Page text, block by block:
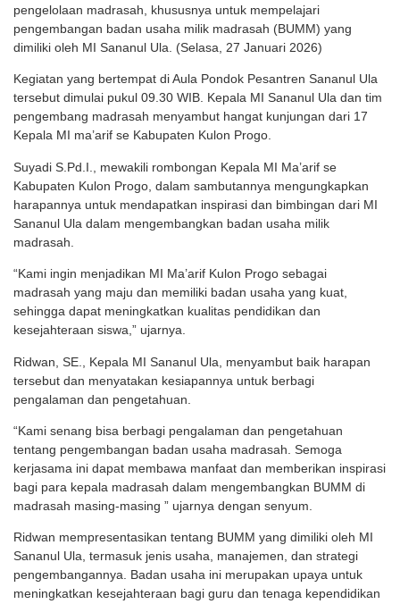
pengelolaan madrasah, khususnya untuk mempelajari
pengembangan badan usaha milik madrasah (BUMM) yang
dimiliki oleh MI Sananul Ula. (Selasa, 27 Januari 2026)
Kegiatan yang bertempat di Aula Pondok Pesantren Sananul Ula
tersebut dimulai pukul 09.30 WIB. Kepala MI Sananul Ula dan tim
pengembang madrasah menyambut hangat kunjungan dari 17
Kepala MI ma’arif se Kabupaten Kulon Progo.
Suyadi S.Pd.I., mewakili rombongan Kepala MI Ma’arif se
Kabupaten Kulon Progo, dalam sambutannya mengungkapkan
harapannya untuk mendapatkan inspirasi dan bimbingan dari MI
Sananul Ula dalam mengembangkan badan usaha milik
madrasah.
“Kami ingin menjadikan MI Ma’arif Kulon Progo sebagai
madrasah yang maju dan memiliki badan usaha yang kuat,
sehingga dapat meningkatkan kualitas pendidikan dan
kesejahteraan siswa,” ujarnya.
Ridwan, SE., Kepala MI Sananul Ula, menyambut baik harapan
tersebut dan menyatakan kesiapannya untuk berbagi
pengalaman dan pengetahuan.
“Kami senang bisa berbagi pengalaman dan pengetahuan
tentang pengembangan badan usaha madrasah. Semoga
kerjasama ini dapat membawa manfaat dan memberikan inspirasi
bagi para kepala madrasah dalam mengembangkan BUMM di
madrasah masing-masing ” ujarnya dengan senyum.
Ridwan mempresentasikan tentang BUMM yang dimiliki oleh MI
Sananul Ula, termasuk jenis usaha, manajemen, dan strategi
pengembangannya. Badan usaha ini merupakan upaya untuk
meningkatkan kesejahteraan bagi guru dan tenaga kependidikan